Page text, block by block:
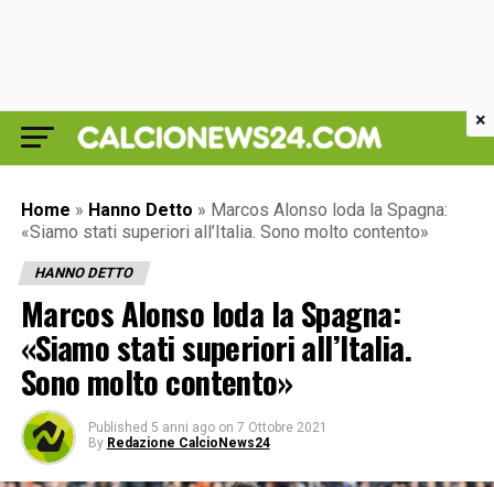
Home » Hanno Detto » Marcos Alonso loda la Spagna:
«Siamo stati superiori all’Italia. Sono molto contento»
HANNO DETTO
Marcos Alonso loda la Spagna:
«Siamo stati superiori all’Italia.
Sono molto contento»
Published 5 anni ago on 7 Ottobre 2021
By Redazione CalcioNews24
×